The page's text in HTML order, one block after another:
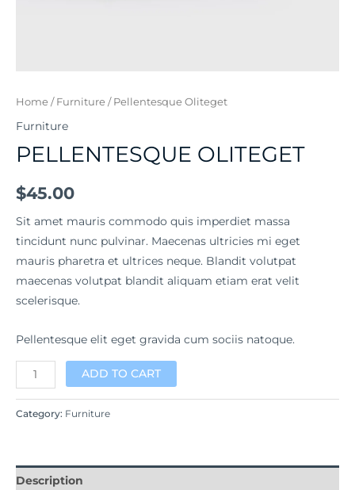
Home / Furniture / Pellentesque Oliteget
Furniture
PELLENTESQUE OLITEGET
$45.00
Sit amet mauris commodo quis imperdiet massa
tincidunt nunc pulvinar. Maecenas ultricies mi eget
mauris pharetra et ultrices neque. Blandit volutpat
maecenas volutpat blandit aliquam etiam erat velit
scelerisque.
Pellentesque elit eget gravida cum sociis natoque.
ADD TO CART
Category: Furniture
Description